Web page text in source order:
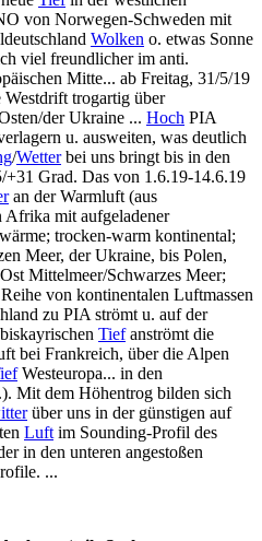
von Norwegen-Schweden mit
Wolken o. etwas Sonne
viel freundlicher im anti.
Mitte... ab Freitag, 31/5/19
trogartig über
der Ukraine ... Hoch PIA
u. ausweiten, was deutlich
/Wetterbei uns bringt bis in den
Grad. Das von 1.6.19-14.6.19
an der Warmluft (aus
Afrika mit aufgeladener
trocken-warm kontinental;
Meer, der Ukraine, bis Polen,
Mittelmeer/Schwarzes Meer;
von kontinentalen Luftmassen
zu PIA strömt u. auf der
Tiefanströmt die
bei Frankreich, über die Alpen
Westeuropa... in den
Mit dem Höhentrog bilden sich
über uns in der günstigen auf
Luft im Sounding-Profil des
in den unteren angestoßen
...